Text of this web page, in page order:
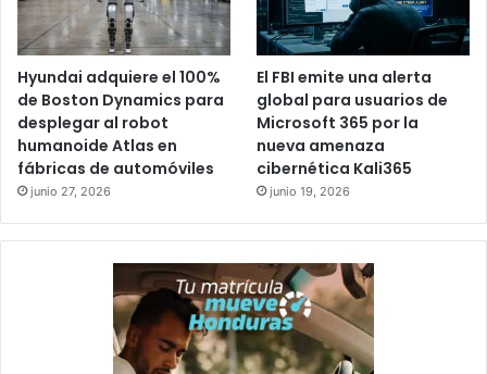
Hyundai adquiere el 100%
de Boston Dynamics para
desplegar al robot
humanoide Atlas en
fábricas de automóviles
junio 27, 2026
El FBI emite una alerta
global para usuarios de
Microsoft 365 por la
nueva amenaza
cibernética Kali365
junio 19, 2026